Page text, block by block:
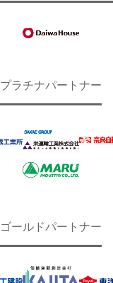
プラチナパートナー
ゴールドパートナー